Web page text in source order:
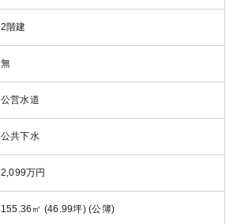
2階建
無
公営水道
公共下水
2,099万円
155.36㎡ (46.99坪) (公簿)